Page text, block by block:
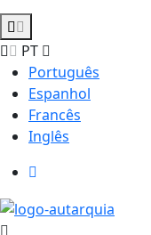
PT
Português
Espanhol
Francês
Inglês